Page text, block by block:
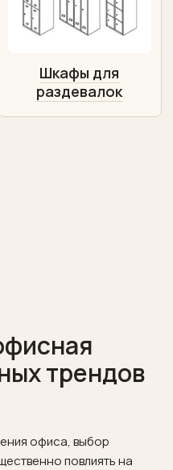
Шкафы для
раздевалок
трендов
офиса, выбор
повлиять на